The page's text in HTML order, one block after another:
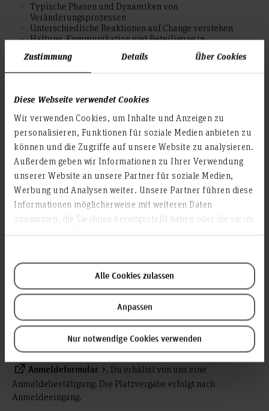
Zustimmung Details Über Cookies
Diese Webseite verwendet Cookies
Wir verwenden Cookies, um Inhalte und Anzeigen zu
personalisieren, Funktionen für soziale Medien anbieten zu
können und die Zugriffe auf unsere Website zu analysieren.
Außerdem geben wir Informationen zu Ihrer Verwendung
unserer Website an unsere Partner für soziale Medien,
Werbung und Analysen weiter. Unsere Partner führen diese
Informationen möglicherweise mit weiteren Daten
zusammen, die Sie ihnen bereitgestellt haben oder die sie im
Alle Cookies zulassen
Anpassen
Nur notwendige Cookies verwenden
Typische Phasen und Dynamiken von
Veränderungsprozessen
Unterschiedliche Reaktionen auf Change verstehen
Haltung, Kommunikation und Beteiligung in
Eigene Erfahrungen mit Veränderung reflektieren
Transfer in Studium, Nebenjob und Berufseinstieg
Referent*in: Stefanie Jürgens
Die Veranstaltung ist Teil der "Summer School"-Reihe. Es
können sowohl einzelne, als auch mehrere oder alle
Veranstaltungen der Reihe besucht werden. Wenn du
mindestens drei von vier Veranstaltungen besuchst, können
wir dir auf Wunsch ein Zertifikat für Berufsbezogene Soft Skills
Teilnahmebescheinigung. Die Veranstaltungen finden nur bei
ausreichender Teilnehmendenzahl statt, sodass ein Zertifikat
unter Umständen nicht ausgestellt werden kann.
Teilnehmen könnenStudierendeundAbsolvent*innen(bis 1
Jahr nach Abschluss) der
Hochschule Hannover
Verbindliche Anmeldungen erfolgen bitte über unser
Anmeldeformular
. Du erhältst von uns eine
Anmeldebestätigung. Die Platzvergabe erfolgt nach
Anmeldeeingang.